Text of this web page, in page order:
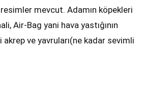
resimler mevcut. Adamın köpekleri
Air-Bag yani hava yastığının
akrep ve yavruları(ne kadar sevimli